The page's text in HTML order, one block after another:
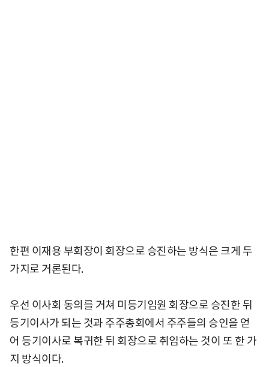
한편 이재용 부회장이 회장으로 승진하는 방식은 크게 두
가지로 거론된다.
우선 이사회 동의를 거쳐 미등기임원 회장으로 승진한 뒤
등기이사가 되는 것과 주주총회에서 주주들의 승인을 얻
어 등기이사로 복귀한 뒤 회장으로 취임하는 것이 또 한 가
지 방식이다.